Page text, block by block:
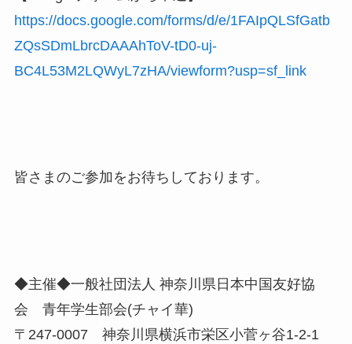
https://docs.google.com/forms/d/e/1FAIpQLSfGatb
ZQsSDmLbrcDAAAhToV-tD0-uj-
BC4L53M2LQWyL7zHA/viewform?usp=sf_link
皆さまのご参加をお待ちしております。
◆主催◆一般社団法人 神奈川県日本中国友好協
会 青年学生部会(チャイ華)
〒247-0007 神奈川県横浜市栄区小菅ヶ谷1-2-1